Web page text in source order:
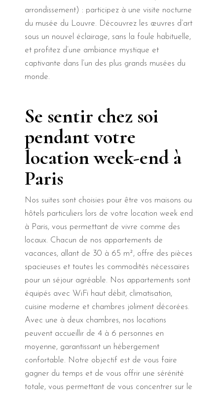
arrondissement) : participez à une visite nocturne
du musée du Louvre. Découvrez les œuvres d’art
sous un nouvel éclairage, sans la foule habituelle,
et profitez d’une ambiance mystique et
captivante dans l’un des plus grands musées du
monde.
Se sentir chez soi
pendant votre
location week-end à
Paris
Nos suites sont choisies pour être vos maisons ou
hôtels particuliers lors de votre location week end
à Paris, vous permettant de vivre comme des
locaux. Chacun de nos appartements de
vacances, allant de 30 à 65 m², offre des pièces
spacieuses et toutes les commodités nécessaires
pour un séjour agréable. Nos appartements sont
équipés avec WiFi haut débit, climatisation,
cuisine moderne et chambres joliment décorées.
Avec une à deux chambres, nos locations
peuvent accueillir de 4 à 6 personnes en
moyenne, garantissant un hébergement
confortable. Notre objectif est de vous faire
gagner du temps et de vous offrir une sérénité
totale, vous permettant de vous concentrer sur le